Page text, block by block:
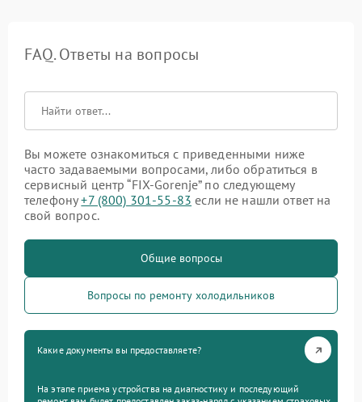
FAQ. Ответы на вопросы
Вы можете ознакомиться с приведенными ниже
часто задаваемыми вопросами, либо обратиться в
сервисный центр “FIX-Gorenje” по следующему
телефону+7 (800) 301-55-83 если не нашли ответ на
свой вопрос.
Общие вопросы
Вопросы по ремонту холодильников
Какие документы вы предоставляете?
На этапе приема устройства на диагностику и последующий